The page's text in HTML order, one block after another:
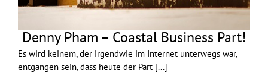
Denny Pham – Coastal Business Part!
Es wird keinem, der irgendwie im Internet unterwegs war,
entgangen sein, dass heute der Part [...]